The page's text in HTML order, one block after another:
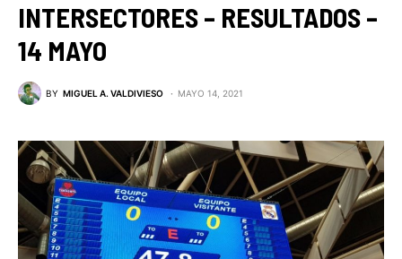
INTERSECTORES – RESULTADOS –
14 MAYO
BY MIGUEL A. VALDIVIESO MAYO 14, 2021